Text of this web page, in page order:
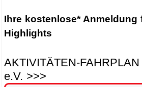
Ihre kostenlose* Anmeldung
Highlights
AKTIVITÄTEN-
e.V. >>>